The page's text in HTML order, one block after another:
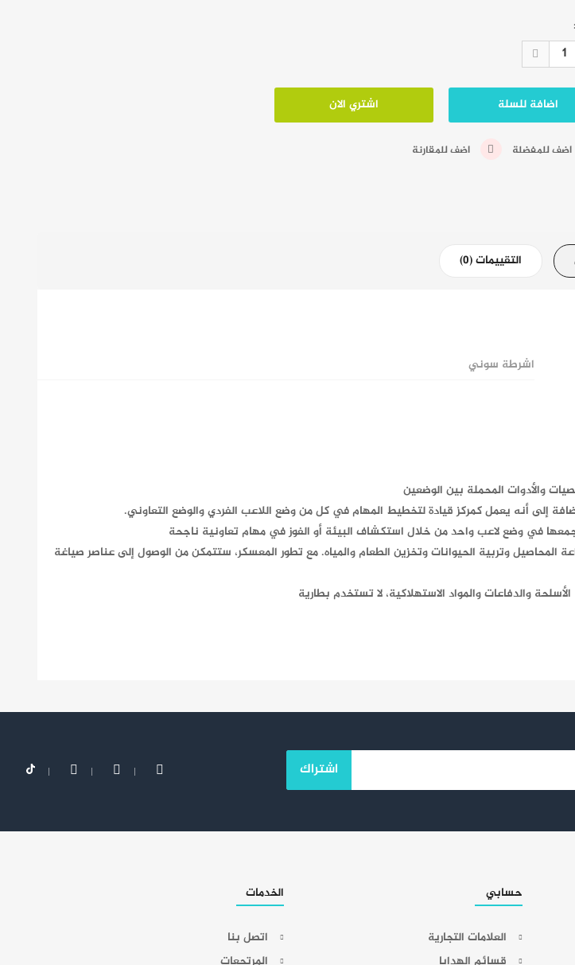
اضف للمفضلة اضف للمقارنة
التقييمات (0)
اشرطة سوني
والأدوات المحملة بين الوضعين
إلى أنه يعمل كمركز قيادة لتخطيط المهام في كل من وضع اللاعب الفردي والوضع التعاوني.
في وضع لاعب واحد من خلال استكشاف البيئة أو الفوز في مهام تعاونية ناجحة
وتربية الحيوانات وتخزين الطعام والمياه. مع تطور المعسكر، ستتمكن من الوصول إلى عناصر صياغة
والدفاعات والمواد الاستهلاكية، لا تستخدم بطارية
اشتراك
حسابي
العلامات التجارية
الخدمات
اتصل بنا